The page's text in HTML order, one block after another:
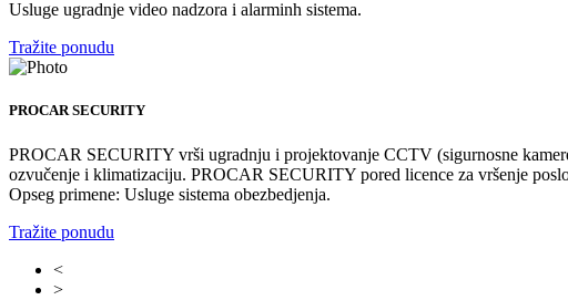
Usluge ugradnje video nadzora i alarminh sistema.
Tražite ponudu
PROCAR SECURITY
PROCAR SECURITY vrši ugradnju i projektovanje CCTV (sigurnosne
ozvučenje i klimatizaciju. PROCAR SECURITY pored licence za vršenje
Opseg primene: Usluge sistema obezbedjenja.
Tražite ponudu
<
>